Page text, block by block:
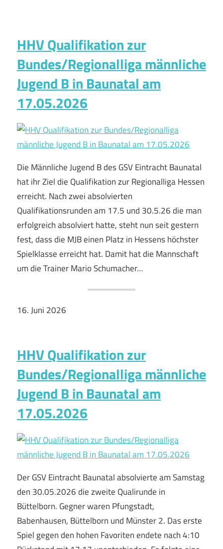
HHV Qualifikation zur
Bundes/Regionalliga männliche
Jugend B in Baunatal am
17.05.2026
Die Männliche Jugend B des GSV Eintracht Baunatal
hat ihr Ziel die Qualifikation zur Regionalliga Hessen
erreicht. Nach zwei absolvierten
Qualifikationsrunden am 17.5 und 30.5.26 die man
erfolgreich absolviert hatte, steht nun seit gestern
fest, dass die MJB einen Platz in Hessens höchster
Spielklasse erreicht hat. Damit hat die Mannschaft
um die Trainer Mario Schumacher…
16. Juni 2026
HHV Qualifikation zur
Bundes/Regionalliga männliche
Jugend B in Baunatal am
17.05.2026
Der GSV Eintracht Baunatal absolvierte am Samstag
den 30.05.2026 die zweite Qualirunde in
Büttelborn. Gegner waren Pfungstadt,
Babenhausen, Büttelborn und Münster 2. Das erste
Spiel gegen den hohen Favoriten endete nach 4:10